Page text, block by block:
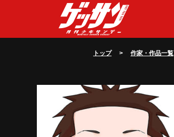
トップ> 作家・作品一覧